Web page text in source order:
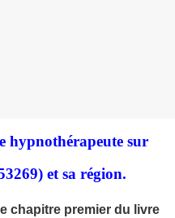
hypnothérapeute sur
et sa région.
chapitre premier du livre